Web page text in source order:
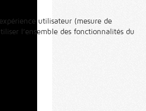
utilisateur (mesure de
l’ensemble des fonctionnalités du